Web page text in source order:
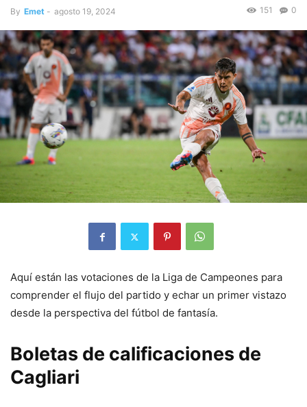
By Emet - agosto 19, 2024 0
151
Aquí están las votaciones de la Liga de Campeones para
comprender el flujo del partido y echar un primer vistazo
desde la perspectiva del fútbol de fantasía.
Boletas de calificaciones de
Cagliari